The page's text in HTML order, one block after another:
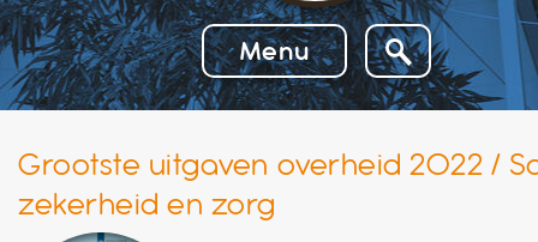
Menu
Grootste uitgaven overheid 2022 /
zekerheid en zorg